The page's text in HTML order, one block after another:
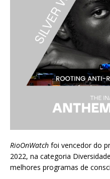
RioOnWatch foi vencedor do
2022, na categoria
melhores programas de